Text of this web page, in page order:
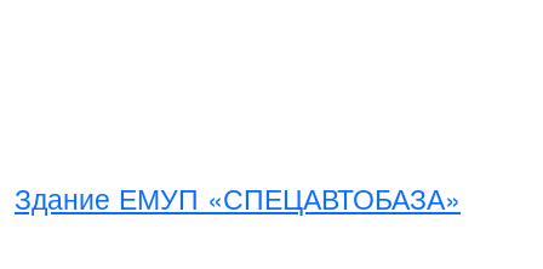
Здание ЕМУП «СПЕЦАВТОБАЗА»